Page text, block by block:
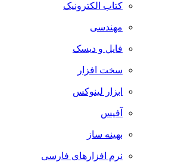
کتاب الکترونیک
مهندسی
فایل و دیسک
سخت افزار
ابزار لینوکس
آفیس
بهینه ساز
نرم افزارهای فارسی